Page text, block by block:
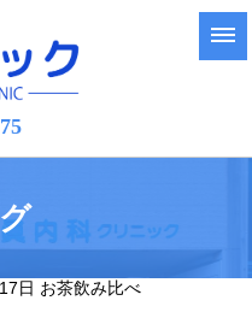
日 お茶飲み比べ